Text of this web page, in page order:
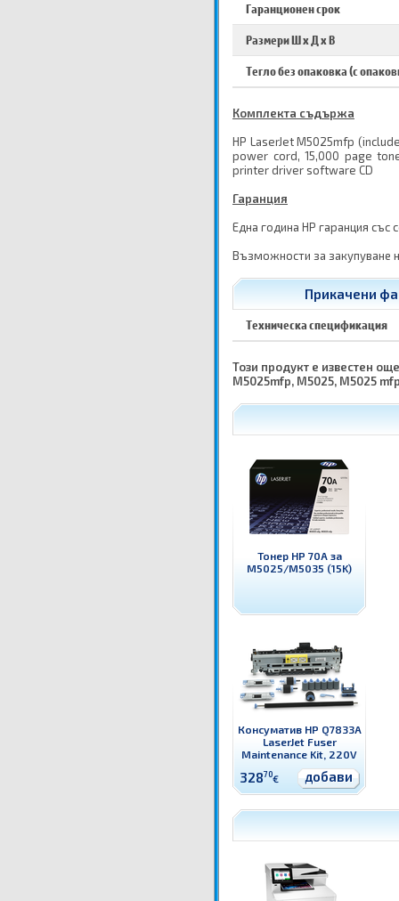
Гаранционен срок
Размери Ш х Д х В
Тегло без опаковка (с
Комплекта съдържа
HP LaserJet M5025mfp
power cord, 15,000 page
printer driver software CD
Гаранция
Една година HP гаранция
Възможности за закупуване
Прикачени
Техническа спецификация
Този продукт е известен
M5025mfp, M5025, M5025
Тонер HP 70A за
M5025/M5035 (15K)
Консуматив HP Q7833A
LaserJet Fuser
Maintenance Kit, 220V
32870€ добави